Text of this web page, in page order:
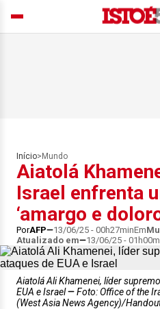
Início> Mundo
Aiatolá
Israel enfrenta
‘amargo e
PorAFP 13/06/25 - 00h27minEm
Atualizado em
13/06/25 -
Aiatolá Ali Khamenei, líder
EUA e Israel
Foto: Office of the
(West Asia News Agency)/Handout